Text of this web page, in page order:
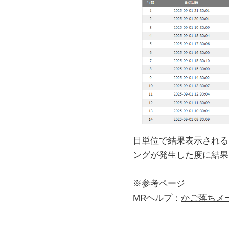
日単位で結果表示され
ングが発生した度に結
※参考ページ
MRヘルプ： かご落ちメ